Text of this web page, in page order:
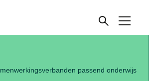
passend onderwijs